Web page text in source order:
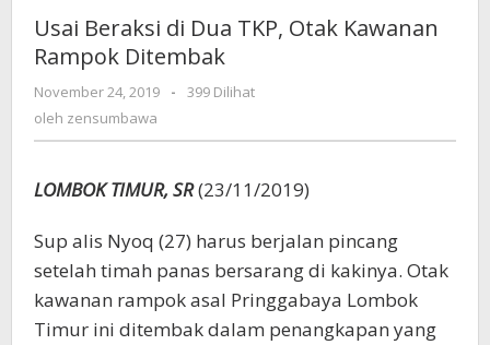
Dua
Otak
Usai Beraksi di Dua TKP, Otak Kawanan
Rampok Ditembak
November 24, 2019
oleh
-
399 Dilihat
oleh zensumbawa
LOMBOK TIMUR, SR(23/11/2019)
Sup alis Nyoq (27) harus berjalan pincang
setelah timah panas bersarang di kakinya. Otak
kawanan rampok asal Pringgabaya Lombok
Timur ini ditembak dalam penangkapan yang